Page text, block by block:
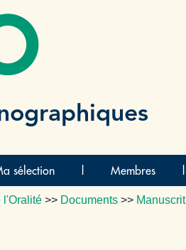
sélection Membres
l'Oralité >> Documents >> Manuscrit